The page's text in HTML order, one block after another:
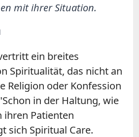
mit ihrer Situation.
ein breites
Spiritualität, das nicht an
Religion oder Konfession
in der Haltung, wie
ihren Patienten
sich Spiritual Care.